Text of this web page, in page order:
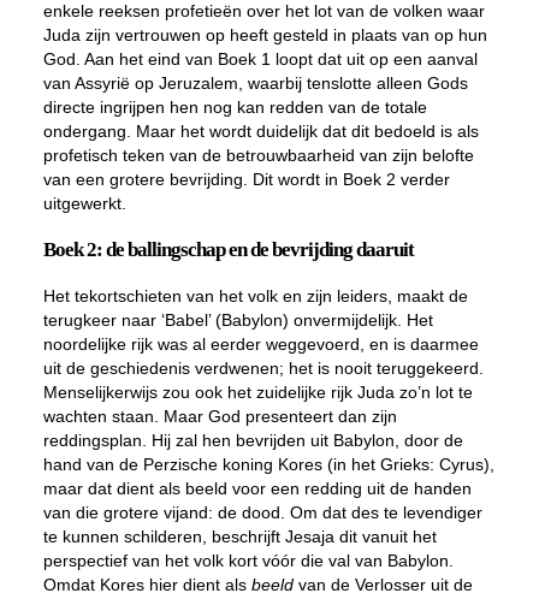
enkele reeksen profetieën over het lot van de volken waar
Juda zijn vertrouwen op heeft gesteld in plaats van op hun
God. Aan het eind van Boek 1 loopt dat uit op een aanval
van Assyrië op Jeruzalem, waarbij tenslotte alleen Gods
directe ingrijpen hen nog kan redden van de totale
ondergang. Maar het wordt duidelijk dat dit bedoeld is als
profetisch teken van de betrouwbaarheid van zijn belofte
van een grotere bevrijding. Dit wordt in Boek 2 verder
uitgewerkt.
Boek 2: de ballingschap en de bevrijding daaruit
Het tekortschieten van het volk en zijn leiders, maakt de
terugkeer naar ‘Babel’ (Babylon) onvermijdelijk. Het
noordelijke rijk was al eerder weggevoerd, en is daarmee
uit de geschiedenis verdwenen; het is nooit teruggekeerd.
Menselijkerwijs zou ook het zuidelijke rijk Juda zo’n lot te
wachten staan. Maar God presenteert dan zijn
reddingsplan. Hij zal hen bevrijden uit Babylon, door de
hand van de Perzische koning Kores (in het Grieks: Cyrus),
maar dat dient als beeld voor een redding uit de handen
van die grotere vijand: de dood. Om dat des te levendiger
te kunnen schilderen, beschrijft Jesaja dit vanuit het
perspectief van het volk kort vóór die val van Babylon.
Omdat Kores hier dient als beeld van de Verlosser uit de